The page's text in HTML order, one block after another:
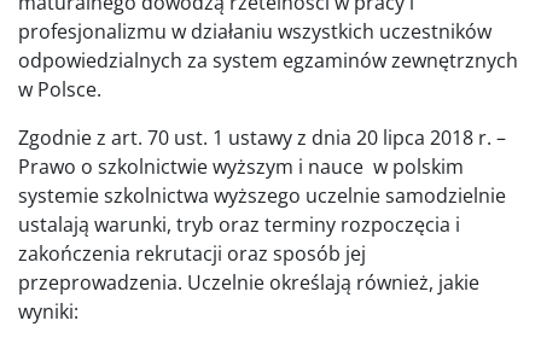
profesjonalizmu w działaniu wszystkich uczestników
odpowiedzialnych za system egzaminów zewnętrznych
w Polsce.
Zgodnie z art. 70 ust. 1 ustawy z dnia 20 lipca 2018 r. –
Prawo o szkolnictwie wyższym i nauce w polskim
systemie szkolnictwa wyższego uczelnie samodzielnie
ustalają warunki, tryb oraz terminy rozpoczęcia i
zakończenia rekrutacji oraz sposób jej
przeprowadzenia. Uczelnie określają również, jakie
wyniki: